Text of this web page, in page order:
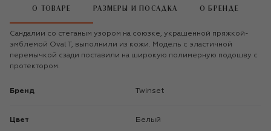
О ТОВАРЕ РАЗМЕРЫ И ПОСАДКА О БРЕНДЕ
Сандалии со стеганым узором на союзке, украшенной пряжкой-
эмблемой Oval T, выполнили из кожи. Модель с эластичной
перемычкой сзади поставили на широкую полимерную подошву с
протектором.
Бренд Twinset
Цвет Белый